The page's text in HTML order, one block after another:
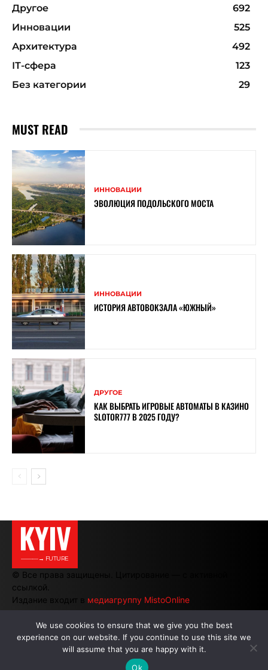
Другое
692
Инновации
525
Архитектура
492
ІТ-сфера
123
Без категории
29
MUST READ
ИННОВАЦИИ
ЭВОЛЮЦИЯ ПОДОЛЬСКОГО МОСТА
ИННОВАЦИИ
ИСТОРИЯ АВТОВОКЗАЛА «ЮЖНЫЙ»
ДРУГОЕ
КАК ВЫБРАТЬ ИГРОВЫЕ АВТОМАТЫ В КАЗИНО
SLOTOR777 В 2025 ГОДУ?
KYIV
———→ FUTURE
© Все права защищены. Цитирование — с активной
ссылкой.
Издание входит в медиагруппу MistoOnline
АВТОРЫ | РЕКЛАМА НА САЙТЕ
We use cookies to ensure that we give you the best
experience on our website. If you continue to use this site we
will assume that you are happy with it.
Ok